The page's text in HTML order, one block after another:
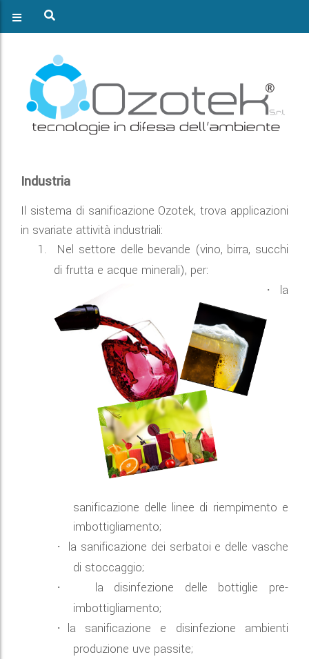
Industria
Il sistema di sanificazione Ozotek, trova applicazioni
in svariate attività industriali:
1.
Nel settore delle bevande (vino, birra, succhi
di frutta e acque minerali), per:
· la
sanificazione delle linee di riempimento e
imbottigliamento;
·
la sanificazione dei serbatoi e delle vasche
di stoccaggio;
·
la disinfezione delle bottiglie pre-
imbottigliamento;
·
la sanificazione e disinfezione ambienti
produzione uve passite;